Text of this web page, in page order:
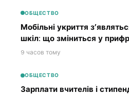
ОБЩЕСТВО
Мобільні укриття
шкіл: що зміниться у
9 часов тому
ОБЩЕСТВО
Зарплати вчителів і